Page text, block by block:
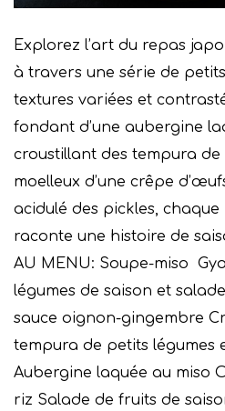
Explorez l’art du repas
à travers une série de
textures variées et
fondant d’une aubergine
croustillant des tempura de
moelleux d’une crêpe
acidulé des pickles, chaque
raconte une histoire de
AU MENU: Soupe-miso
légumes de saison et
sauce oignon-gingembre
tempura de petits légumes
Aubergine laquée au miso
riz Salade de fruits de